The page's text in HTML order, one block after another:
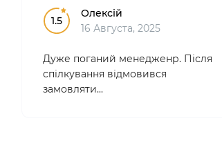
1.5
Олексій
16 Августа, 2025
Дуже поганий менедженр. Після
спілкування відмовився
замовляти...